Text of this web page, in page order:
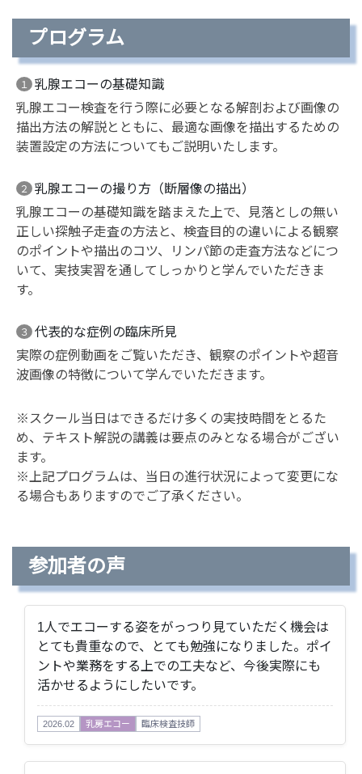
プログラム
１
乳腺エコーの基礎知識
乳腺エコー検査を行う際に必要となる解剖および画像の
描出方法の解説とともに、最適な画像を描出するための
装置設定の方法についてもご説明いたします。
２
乳腺エコーの撮り方（断層像の描出）
乳腺エコーの基礎知識を踏まえた上で、見落としの無い
正しい探触子走査の方法と、検査目的の違いによる観察
のポイントや描出のコツ、リンパ節の走査方法などにつ
いて、実技実習を通してしっかりと学んでいただきま
す。
３
代表的な症例の臨床所見
実際の症例動画をご覧いただき、観察のポイントや超音
波画像の特徴について学んでいただきます。
※スクール当日はできるだけ多くの実技時間をとるた
め、テキスト解説の講義は要点のみとなる場合がござい
ます。
※上記プログラムは、当日の進行状況によって変更にな
る場合もありますのでご了承ください。
参加者の声
1人でエコーする姿をがっつり見ていただく機会は
とても貴重なので、とても勉強になりました。ポイ
ントや業務をする上での工夫など、今後実際にも
活かせるようにしたいです。
2026.02 乳房エコー 臨床検査技師